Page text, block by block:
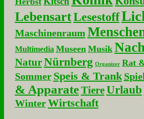
LebensartLesestoff
Maschinenraum
Multimedia Museen Musik
NaturNürnberg Organizer Rat
Sommer Speis & Trank
& Apparate Tiere Urlaub
Winter Wirtschaft